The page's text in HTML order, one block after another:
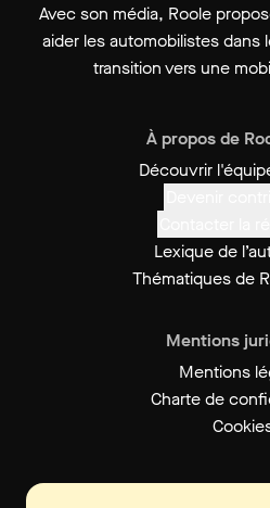
Avec son média, Roole
aider les automobilistes dans
transition vers une
À propos de
Découvrir
Lexique de
Thématiques de
Mentions
Mentions
Charte de